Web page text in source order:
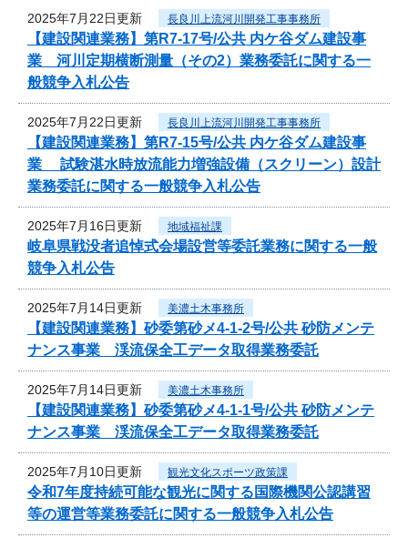
2025年7月22日更新 長良川上流河川開発工事事務所
【建設関連業務】第R7-17号/公共 内ケ谷ダム建設事
業 河川定期横断測量（その2）業務委託に関する一
般競争入札公告
2025年7月22日更新 長良川上流河川開発工事事務所
【建設関連業務】第R7-15号/公共 内ケ谷ダム建設事
業 試験湛水時放流能力増強設備（スクリーン）設計
業務委託に関する一般競争入札公告
2025年7月16日更新 地域福祉課
岐阜県戦没者追悼式会場設営等委託業務に関する一般
競争入札公告
2025年7月14日更新 美濃土木事務所
【建設関連業務】砂委第砂メ4-1-2号/公共 砂防メンテ
ナンス事業 渓流保全工データ取得業務委託
2025年7月14日更新 美濃土木事務所
【建設関連業務】砂委第砂メ4-1-1号/公共 砂防メンテ
ナンス事業 渓流保全工データ取得業務委託
2025年7月10日更新 観光文化スポーツ政策課
令和7年度持続可能な観光に関する国際機関公認講習
等の運営等業務委託に関する一般競争入札公告